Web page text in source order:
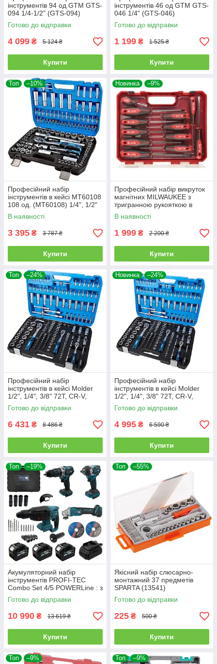
інструментів 94 од GTM GTS-
094 1/4-1/2" (GTS-094)
Готово до відправки
4 099 ₴ 5 124 ₴
Купити
інструментів 46 од GTM GTS-
046 1/4" (GTS-046)
Готово до відправки
1 199 ₴ 1 525 ₴
Купити
Топ –10%
Професійний набір
інструментів в кейсі MT60108
108 од. (MT60108) 1/4", 1/2"
В наявності
3 395 ₴ 3 787 ₴
Купити
Новинка –9%
Професійний набір викруток
магнітних MILWAUKEE з
тригранною рукояткою в
кейсі (12шт.) (4932472003)
В наявності
1 999 ₴ 2 200 ₴
Купити
Топ –24%
Професійний набір
інструментів в кейсі Molder
1/2", 1/4", 3/8" 72Т, CR-V,
176од.(MT60176)
Готово до відправки
6 431 ₴ 8 486 ₴
Купити
Новинка –24%
Професійний набір
інструментів в кейсі Molder
1/2", 1/4", 3/8" 72Т, CR-V,
151од. (MT60151)
Готово до відправки
4 995 ₴ 6 590 ₴
Купити
Топ –19%
Акумуляторний набір
інструментів PROFI-TEC
Combo Set 4/5 POWERLine : з
АКБ 3шт-20V 4.0Ач+ЗП
Готово до відправки
10 990 ₴ 13 619 ₴
Купити
Топ –55%
Якісний набір слюсарно-
монтажний 37 предметів
SPARTA (13541)
Готово до відправки
225 ₴ 500 ₴
Купити
Топ –9% Топ –9%